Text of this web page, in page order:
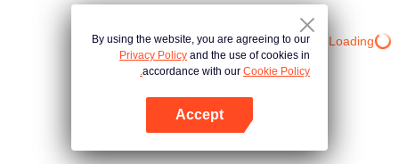
Loading…
By using the website, you are agreeing to our
Privacy Policy and the use of cookies in
accordance with our Cookie Policy.
Accept